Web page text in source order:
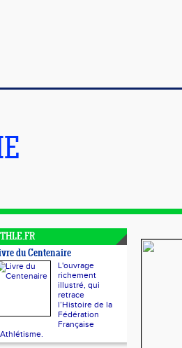
du Centenaire
L'ouvrage
richement
illustré, qui
retrace
l’Histoire de la
Fédération
Française